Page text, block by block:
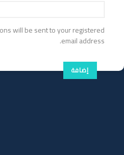
will be sent to your registered
email address.